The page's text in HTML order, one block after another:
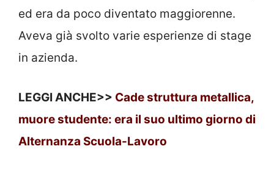
ed era da poco diventato maggiorenne.
Aveva già svolto varie esperienze di stage
in azienda.
LEGGI ANCHE>> Cade struttura metallica,
muore studente: era il suo ultimo giorno di
Alternanza Scuola-Lavoro